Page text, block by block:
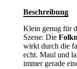
Beschreibung
Klein genug für
Szene: Die
wirkt durch die
echt. Maul und
immer gerade